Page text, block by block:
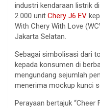
industri kendaraan listrik
2.000 unit Chery J6 EV
With Chery With Love
Jakarta Selatan.
Sebagai simbolisasi dari
kepada konsumen di
mengundang sejumlah
menerima mockup kunci
Perayaan bertajuk “Cheer